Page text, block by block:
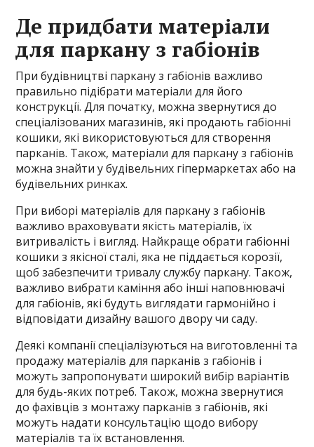
Де придбати матеріали
для паркану з габіонів
При будівництві паркану з габіонів важливо
правильно підібрати матеріали для його
конструкції. Для початку, можна звернутися до
спеціалізованих магазинів, які продають габіонні
кошики, які використовуються для створення
парканів. Також, матеріали для паркану з габіонів
можна знайти у будівельних гіпермаркетах або на
будівельних ринках.
При виборі матеріалів для паркану з габіонів
важливо враховувати якість матеріалів, їх
витривалість і вигляд. Найкраще обрати габіонні
кошики з якісної сталі, яка не піддається корозії,
щоб забезпечити тривалу службу паркану. Також,
важливо вибрати каміння або інші наповнювачі
для габіонів, які будуть виглядати гармонійно і
відповідати дизайну вашого двору чи саду.
Деякі компанії спеціалізуються на виготовленні та
продажу матеріалів для парканів з габіонів і
можуть запропонувати широкий вибір варіантів
для будь-яких потреб. Також, можна звернутися
до фахівців з монтажу парканів з габіонів, які
можуть надати консультацію щодо вибору
матеріалів та їх встановлення.